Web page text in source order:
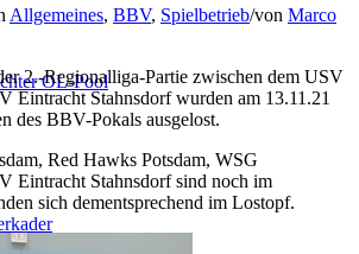
OL-Pool
Allgemeines, BBV, Spielbetrieb/von Marco
2.-Regionalliga-Partie zwischen dem USV
Eintracht Stahnsdorf wurden am 13.11.21
des BBV-Pokals ausgelost.
Red Hawks Potsdam, WSG
Eintracht Stahnsdorf sind noch im
sich dementsprechend im Lostopf.